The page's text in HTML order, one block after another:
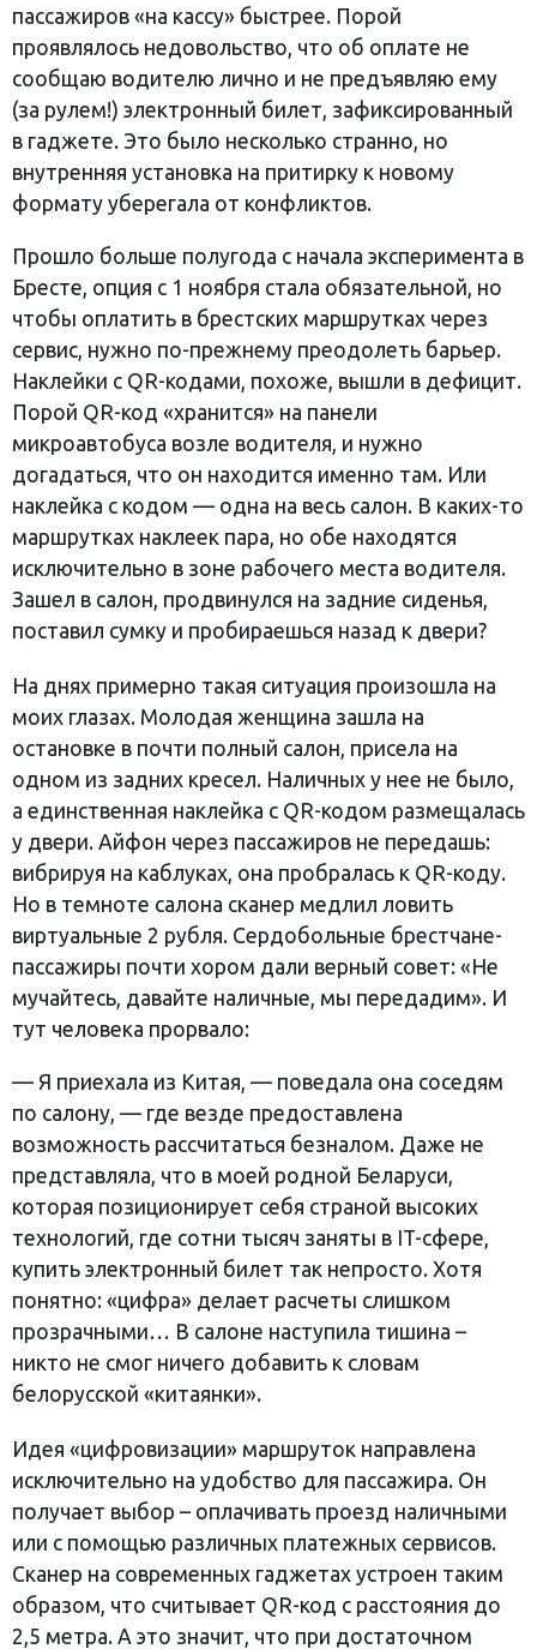
пассажиров «на кассу» быстрее. Порой
проявлялось недовольство, что об оплате не
сообщаю водителю лично и не предъявляю ему
(за рулем!) электронный билет, зафиксированный
в гаджете. Это было несколько странно, но
внутренняя установка на притирку к новому
формату уберегала от конфликтов.
Прошло больше полугода с начала эксперимента в
Бресте, опция с 1 ноября стала обязательной, но
чтобы оплатить в брестских маршрутках через
сервис, нужно по-прежнему преодолеть барьер.
Наклейки с QR-кодами, похоже, вышли в дефицит.
Порой QR-код «хранится» на панели
микроавтобуса возле водителя, и нужно
догадаться, что он находится именно там. Или
наклейка с кодом — одна на весь салон. В каких-то
маршрутках наклеек пара, но обе находятся
исключительно в зоне рабочего места водителя.
Зашел в салон, продвинулся на задние сиденья,
поставил сумку и пробираешься назад к двери?
На днях примерно такая ситуация произошла на
моих глазах. Молодая женщина зашла на
остановке в почти полный салон, присела на
одном из задних кресел. Наличных у нее не было,
а единственная наклейка с QR-кодом размещалась
у двери. Айфон через пассажиров не передашь:
вибрируя на каблуках, она пробралась к QR-коду.
Но в темноте салона сканер медлил ловить
виртуальные 2 рубля. Сердобольные брестчане-
пассажиры почти хором дали верный совет: «Не
мучайтесь, давайте наличные, мы передадим». И
тут человека прорвало:
— Я приехала из Китая, — поведала она соседям
по салону, — где везде предоставлена
возможность рассчитаться безналом. Даже не
представляла, что в моей родной Беларуси,
которая позиционирует себя страной высоких
технологий, где сотни тысяч заняты в IT-сфере,
купить электронный билет так непросто. Хотя
понятно: «цифра» делает расчеты слишком
прозрачными… В салоне наступила тишина –
никто не смог ничего добавить к словам
белорусской «китаянки».
Идея «цифровизации» маршруток направлена
исключительно на удобство для пассажира. Он
получает выбор – оплачивать проезд наличными
или с помощью различных платежных сервисов.
Сканер на современных гаджетах устроен таким
образом, что считывает QR-код с расстояния до
2,5 метра. А это значит, что при достаточном